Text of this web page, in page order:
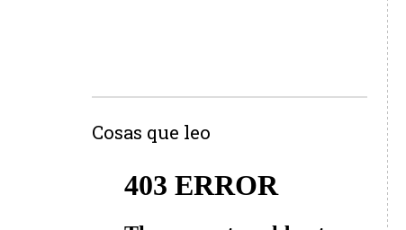
Cosas que leo